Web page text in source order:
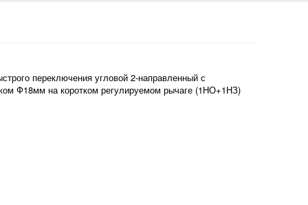
переключения угловой 2-направленный с
Ф18мм на коротком регулируемом рычаге (1НО+1НЗ)